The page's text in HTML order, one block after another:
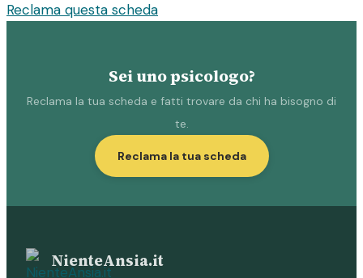
Reclama questa scheda
Sei uno psicologo?
Reclama la tua scheda e fatti trovare da chi ha bisogno di
te.
Reclama la tua scheda
NienteAnsia.it